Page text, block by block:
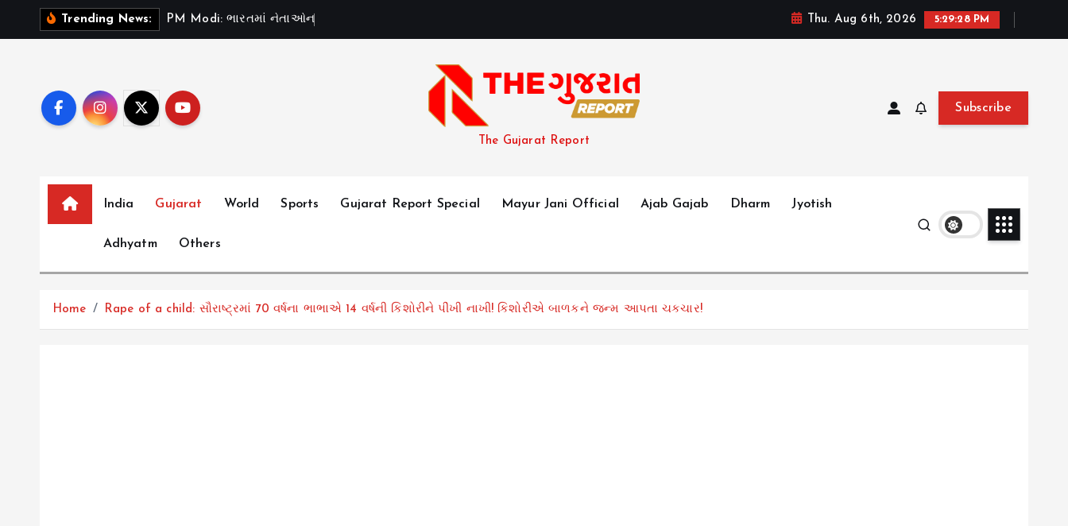
Trending News: P M M o d i: ભરતમ નતઓન Thu. Aug 6th, 2026 5:29:29 PM
The Gujarat Report
Subscribe
India Gujarat World Sports Gujarat Report Special Mayur Jani Official Ajab Gajab Dharm Jyotish
Adhyatm Others
Home Rape of a child: સૌરાષ્ટ્રમાં 70 વર્ષના ભાભાએ 14 વર્ષની કિશોરીને પીંખી નાખી! કિશોરીએ બાળકને જન્મ આપતા ચકચાર!